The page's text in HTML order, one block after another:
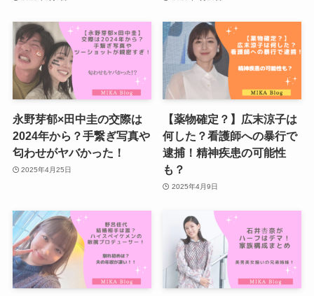
永野芽郁×田中圭の交際は
2024年から？手繋ぎ写真や
匂わせがヤバかった！
2025年4月25日
【薬物確定？】広末涼子は
何した？看護師への暴行で
逮捕！精神疾患の可能性
も？
2025年4月9日